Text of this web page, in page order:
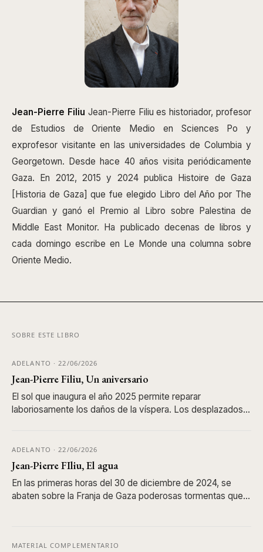
Jean-Pierre Filiu Jean-Pierre Filiu es historiador, profesor
de Estudios de Oriente Medio en Sciences Po y
exprofesor visitante en las universidades de Columbia y
Georgetown. Desde hace 40 años visita periódicamente
Gaza. En 2012, 2015 y 2024 publica Histoire de Gaza
[Historia de Gaza] que fue elegido Libro del Año por The
Guardian y ganó el Premio al Libro sobre Palestina de
Middle East Monitor. Ha publicado decenas de libros y
cada domingo escribe en Le Monde una columna sobre
Oriente Medio.
SOBRE ESTE LIBRO
ADELANTO · 22/06/2026
Jean-Pierre Filiu, Un aniversario
El sol que inaugura el año 2025 permite reparar
laboriosamente los daños de la víspera. Los desplazados
ADELANTO · 22/06/2026
Jean-Pierre FIliu, El agua
En las primeras horas del 30 de diciembre de 2024, se
abaten sobre la Franja de Gaza poderosas tormentas que
MATERIAL COMPLEMENTARIO